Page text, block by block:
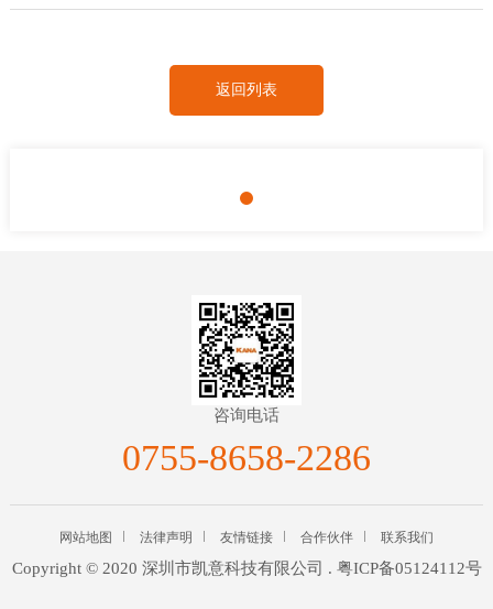
返回列表
咨询电话
0755-8658-2286
网站地图 法律声明 友情链接 合作伙伴 联系我们
Copyright © 2020 深圳市凯意科技有限公司 . 粤ICP备05124112号